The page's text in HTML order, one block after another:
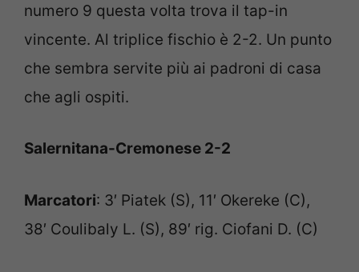
numero 9 questa volta trova il tap-in
vincente. Al triplice fischio è 2-2. Un punto
che sembra servite più ai padroni di casa
che agli ospiti.
Salernitana-Cremonese 2-2
Marcatori: 3′ Piatek (S), 11′ Okereke (C),
38′ Coulibaly L. (S), 89′ rig. Ciofani D. (C)